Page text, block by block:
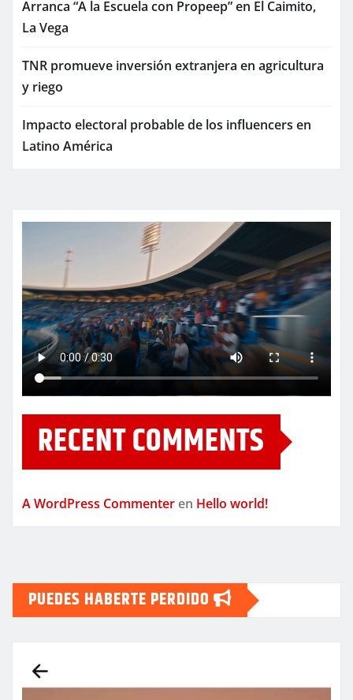
Arranca “A la Escuela con Propeep” en El Caimito,
La Vega
TNR promueve inversión extranjera en agricultura
y riego
Impacto electoral probable de los influencers en
Latino América
RECENT COMMENTS
A WordPress Commenter en Hello world!
PUEDES HABERTE PERDIDO